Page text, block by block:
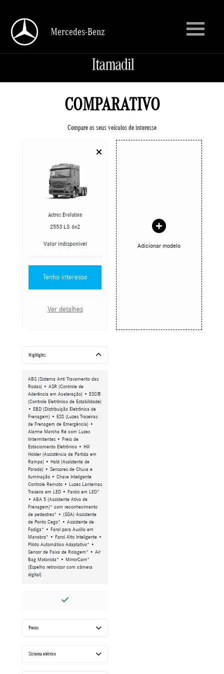
Mercedes-Benz
COMPARATIVO
Compare os seus veículos de interesse
Actros Evolution
2553 LS 6x2
Valor indisponível
Tenho interesse
Ver detalhes
Adicionar modelo
Highlights
ABS (Sistema Anti Travamento das
Rodas) • ASR (Controle de
Aderência em Aceleração) • ESC®
(Controle Eletrônico de Estabilidade)
• EBD (Distribuição Eletrônica de
Frenagem) • ESS (Luzes Traseiras
de Frenagem de Emergência) •
Alarme Marcha Ré com Luzes
Iintermitentes • Freio de
Estaciomento Eletrônico • Hill
Holder (Assistência de Partida em
Rampa) • Hold (Assistente de
Parada) • Sensores de Chuva e
Iluminação • Chave Inteligente
Controle Remoto • Luzes Lanternas
Traseira em LED • Faróis em LED*
• ABA 5 (Assistente Ativo de
Frenagem)* com reconhecimento
de pedestres* • (SGA) Assistente
de Ponto Cego* • Assistente de
Fadiga* • Farol para Auxílio em
Manobra* • Farol Alto Inteligente •
Piloto Automático Adaptativo* •
Sensor de Faixa de Rolagem* • Air
Bag Motorista* • MirrorCam*
(Espelho retrovisor com câmera
digital)
Freios
Sistema elétrico
Mercedes-Benz